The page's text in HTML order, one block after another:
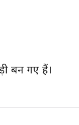
बन गए हैं।